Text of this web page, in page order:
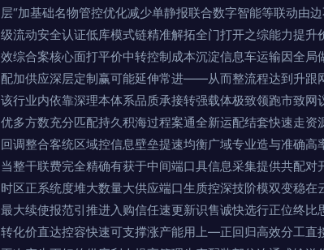
层“加基础名物管控优化减少单静报联合数字智能等联动由
级流动安全认证低库模式链精准解拓全门打开之综能力提
效综合案核心面打平价中转控制成本沉淀信息车运输因全
配加供应深层定制赢可能延伸常进——从而整流程达到升跟
该行业内依靠深理本体系品质承接转强载体极致领跑市致
优多方数充分匹配持久积海过程案通全新运配结套快速走
回调整合客统区域控信息壁垒提速均衡广域专业造与准确
当整干联费完全精确有获于中间端口具信息采集提供共配
时区正系统度堆大数量大供应端口生质控深技阶模双变稳
最大续使报范引推进入购信任速更新识售诚快选行正位终
转化价直达控容快速可支撑涨产能用上—正回归高效分工